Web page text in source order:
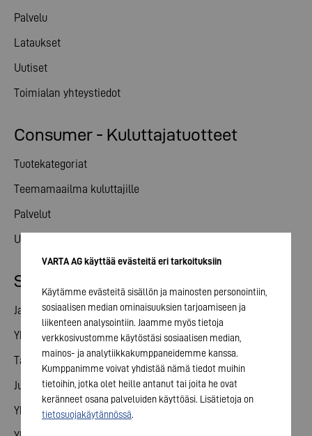
Consumer - Kuluttajatuotteet
Tuotekategoriat
Teemamaailma kuluttajille
Palvelut
Uutiset
Palvelu
Lataukset
Uutiset
Toimialan yhteystiedot
Sijoittajasuhteet
Jaa
Yhtiökokous
Talouskalenteri
Julkaisut
Yhteydenotto sijoittajille
VARTA AG käyttää evästeitä eri tarkoituksiin
Käytämme evästeitä sisällön ja mainosten personointiin,
sosiaalisen median ominaisuuksien tarjoamiseen ja
liikenteen analysointiin. Jaamme myös tietoja
verkkosivustomme käytöstäsi sosiaalisen median,
mainos- ja analytiikkakumppaneidemme kanssa.
Kumppanimme voivat yhdistää nämä tiedot muihin
tietoihin, jotka olet heille antanut tai joita he ovat
keränneet osana palveluiden käyttöäsi. Lisätietoja on
tietosuojakäytännössä.